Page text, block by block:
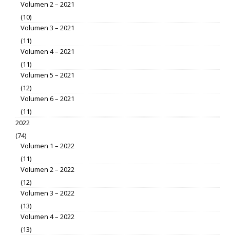
Volumen 2 – 2021
(10)
Volumen 3 – 2021
(11)
Volumen 4 – 2021
(11)
Volumen 5 – 2021
(12)
Volumen 6 – 2021
(11)
2022
(74)
Volumen 1 – 2022
(11)
Volumen 2 – 2022
(12)
Volumen 3 – 2022
(13)
Volumen 4 – 2022
(13)